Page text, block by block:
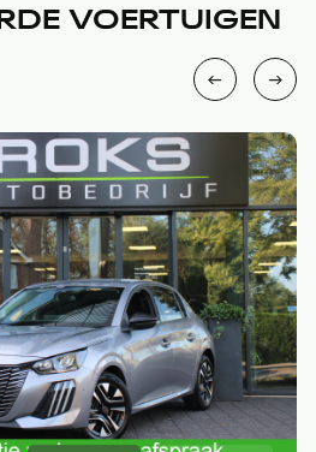
VOERTUIGEN